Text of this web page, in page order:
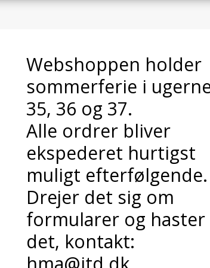
Webshoppen holder
sommerferie i
35, 36 og 37.
Alle ordrer bliver
ekspederet hurtigst
muligt efterfølgende.
Drejer det sig om
formularer og haster
det, kontakt: